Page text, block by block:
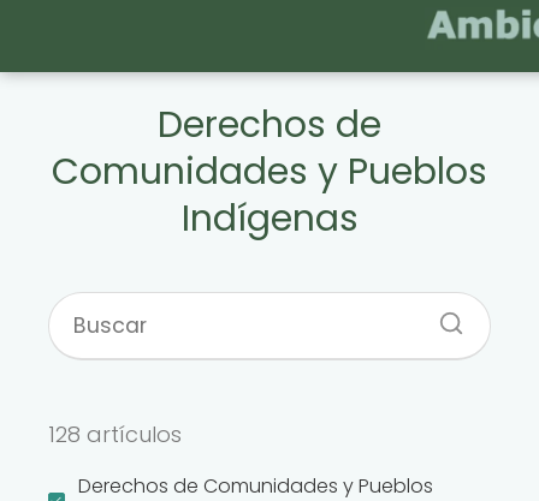
Derechos de
Comunidades y Pueblos
Indígenas
128 artículos
Derechos de Comunidades y Pueblos